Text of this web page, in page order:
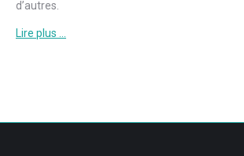
d’autres.
Lire plus …